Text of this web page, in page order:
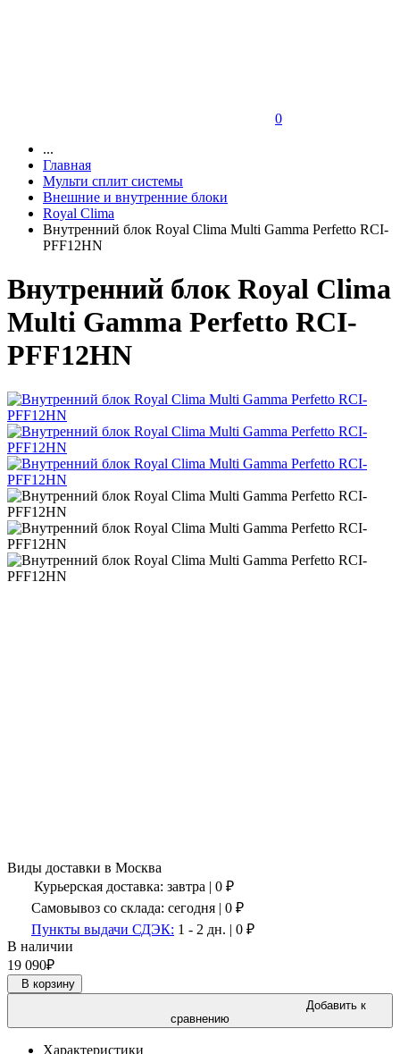
0
...
Главная
Мульти сплит системы
Внешние и внутренние блоки
Royal Clima
Внутренний блок Royal Clima Multi Gamma Perfetto RCI-
PFF12HN
Внутренний блок Royal Clima
Multi Gamma Perfetto RCI-
PFF12HN
Виды доставки в Москва
Курьерская доставка: завтра | 0 ₽
Самовывоз со склада: сегодня | 0 ₽
Пункты выдачи СДЭК: 1 - 2 дн. | 0 ₽
В наличии
19 090₽
В корзину
Добавить к
сравнению
Характеристики